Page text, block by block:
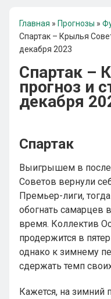
Главная » Прогнозы »
Спартак – Крылья
декабря 2023
Спартак –
прогноз и
декабря
Спартак
Выигрышем в
Советов вернули
Премьер-лиги,
обогнать самарцев
время. Коллектив
продержится в
однако к зимнему
сдержать темп
Кажется, на зимний